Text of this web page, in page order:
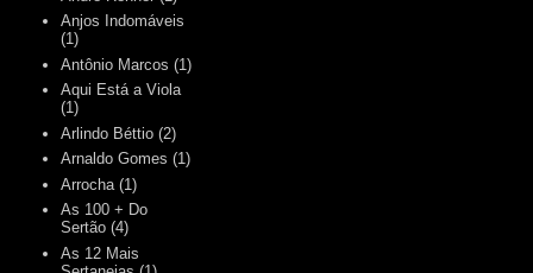
Anjos Indomáveis
(1)
Antônio Marcos (1)
Aqui Está a Viola
(1)
Arlindo Béttio (2)
Arnaldo Gomes (1)
Arrocha (1)
As 100 + Do
Sertão (4)
As 12 Mais